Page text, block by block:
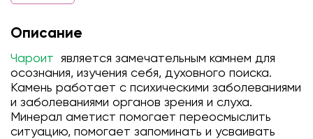
Описание
Чароит является замечательным камнем для
осознания, изучения себя, духовного поиска.
Камень работает с психическими заболеваниями
и заболеваниями органов зрения и слуха.
Минерал аметист помогает переосмыслить
ситуацию, помогает запоминать и усваивать